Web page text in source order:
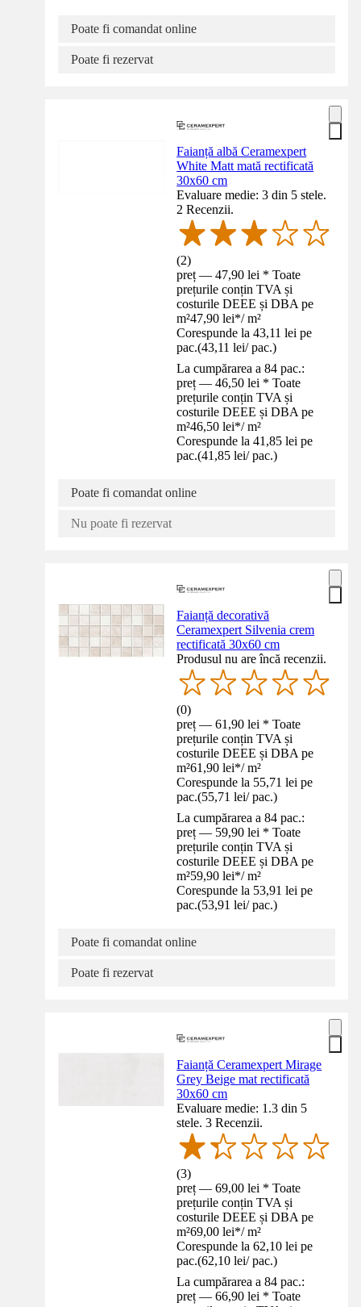
Poate fi comandat online
Poate fi rezervat
Faianță albă Ceramexpert
White Matt mată rectificată
30x60 cm
Evaluare medie: 3 din 5 stele.
2 Recenzii.
(2)
preț — 47,90 lei * Toate
prețurile conțin TVA și
costurile DEEE și DBA pe
m²47,90 lei*/ m²
Corespunde la 43,11 lei pe
pac.(43,11 lei/ pac.)
La cumpărarea a 84 pac.:
preț — 46,50 lei * Toate
prețurile conțin TVA și
costurile DEEE și DBA pe
m²46,50 lei*/ m²
Corespunde la 41,85 lei pe
pac.(41,85 lei/ pac.)
Poate fi comandat online
Nu poate fi rezervat
Faianță decorativă
Ceramexpert Silvenia crem
rectificată 30x60 cm
Produsul nu are încă recenzii.
(0)
preț — 61,90 lei * Toate
prețurile conțin TVA și
costurile DEEE și DBA pe
m²61,90 lei*/ m²
Corespunde la 55,71 lei pe
pac.(55,71 lei/ pac.)
La cumpărarea a 84 pac.:
preț — 59,90 lei * Toate
prețurile conțin TVA și
costurile DEEE și DBA pe
m²59,90 lei*/ m²
Corespunde la 53,91 lei pe
pac.(53,91 lei/ pac.)
Poate fi comandat online
Poate fi rezervat
Faianță Ceramexpert Mirage
Grey Beige mat rectificată
30x60 cm
Evaluare medie: 1.3 din 5
stele. 3 Recenzii.
(3)
preț — 69,00 lei * Toate
prețurile conțin TVA și
costurile DEEE și DBA pe
m²69,00 lei*/ m²
Corespunde la 62,10 lei pe
pac.(62,10 lei/ pac.)
La cumpărarea a 84 pac.:
preț — 66,90 lei * Toate